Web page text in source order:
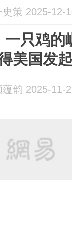
史策 2025-12-
一只鸡的
美国发
蕴韵 2025-11-